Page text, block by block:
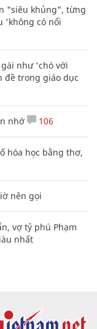
"siêu khủng", từng
'không có nổi
như 'chó với
đề trong giáo dục
nhớ 106
hóa học bằng thơ,
nên gọi
vợ tỷ phú Phạm
nhất